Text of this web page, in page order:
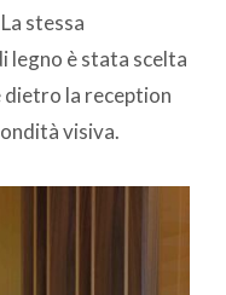
stessa
legno è stata scelta
dietro la reception
visiva.